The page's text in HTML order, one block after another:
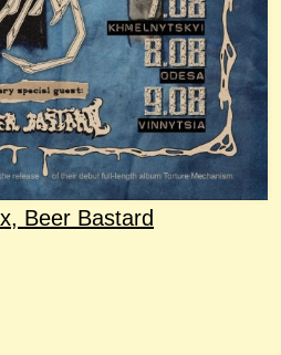
Beer Bastard